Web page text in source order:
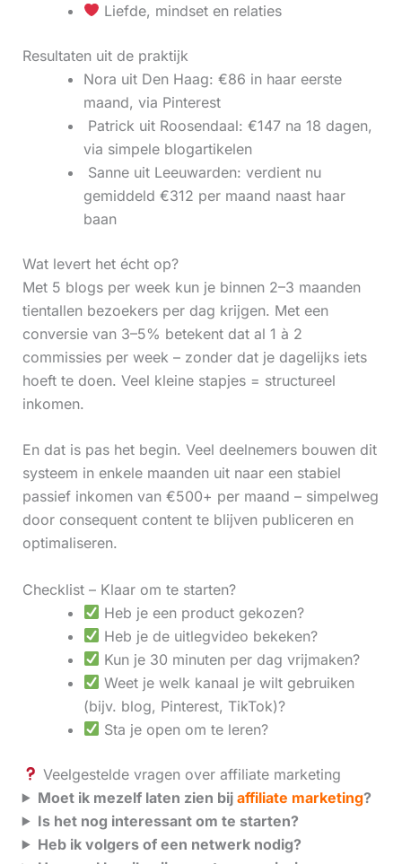
Liefde, mindset en relaties
Resultaten uit de praktijk
Nora uit Den Haag: €86 in haar eerste
maand, via Pinterest
‍ Patrick uit Roosendaal: €147 na 18 dagen,
via simpele blogartikelen
‍ Sanne uit Leeuwarden: verdient nu
gemiddeld €312 per maand naast haar
baan
Wat levert het écht op?
Met 5 blogs per week kun je binnen 2–3 maanden
tientallen bezoekers per dag krijgen. Met een
conversie van 3–5% betekent dat al 1 à 2
commissies per week – zonder dat je dagelijks iets
hoeft te doen. Veel kleine stapjes = structureel
inkomen.
En dat is pas het begin. Veel deelnemers bouwen dit
systeem in enkele maanden uit naar een stabiel
passief inkomen van €500+ per maand – simpelweg
door consequent content te blijven publiceren en
optimaliseren.
Checklist – Klaar om te starten?
Heb je een product gekozen?
Heb je de uitlegvideo bekeken?
Kun je 30 minuten per dag vrijmaken?
Weet je welk kanaal je wilt gebruiken
(bijv. blog, Pinterest, TikTok)?
Sta je open om te leren?
Veelgestelde vragen over affiliate marketing
Moet ik mezelf laten zien bij affiliate marketing?
Is het nog interessant om te starten?
Heb ik volgers of een netwerk nodig?